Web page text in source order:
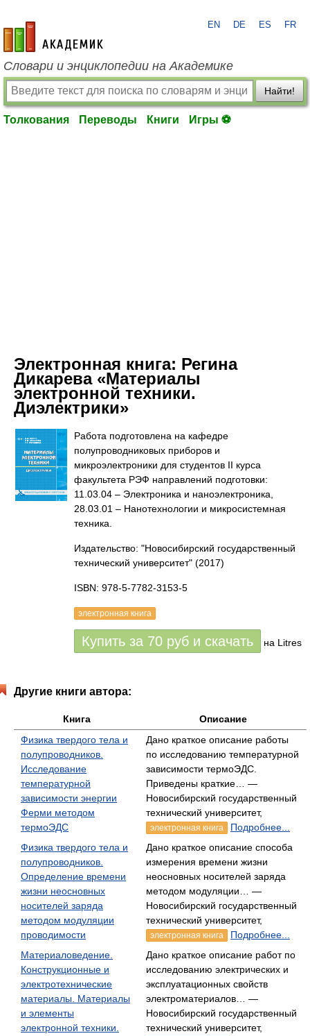
academic.ru
EN DE ES FR
Словари и энциклопедии на Академике
Найти!
Толкования Переводы Книги Игры ⚽
Электронная книга: Регина
Дикарева «Материалы
электронной техники.
Диэлектрики»
Работа подготовлена на кафедре
полупроводниковых приборов и
микроэлектроники для студентов II курса
факультета РЭФ направлений подготовки:
11.03.04 – Электроника и наноэлектроника,
28.03.01 – Нанотехнологии и микросистемная
техника.
Издательство: "Новосибирский государственный
технический университет" (2017)
ISBN: 978-5-7782-3153-5
электронная книга
Купить за 70 руб и скачать на Litres
Другие книги автора:
Книга
Описание
Физика твердого тела и
полупроводников.
Исследование
температурной
зависимости энергии
Ферми методом
термоЭДС
Дано краткое описание работы
по исследованию температурной
зависимости термоЭДС.
Приведены краткие… —
Новосибирский государственный
технический университет,
электронная книга
Подробнее...
Физика твердого тела и
полупроводников.
Определение времени
жизни неосновных
носителей заряда
методом модуляции
проводимости
Дано краткое описание способа
измерения времени жизни
неосновных носителей заряда
методом модуляции… —
Новосибирский государственный
технический университет,
электронная книга
Подробнее...
Материаловедение.
Конструкционные и
электротехнические
материалы. Материалы
и элементы
электронной техники.
Дано краткое описание работ по
исследованию электрических и
эксплуатационных свойств
электроматериалов… —
Новосибирский государственный
технический университет,